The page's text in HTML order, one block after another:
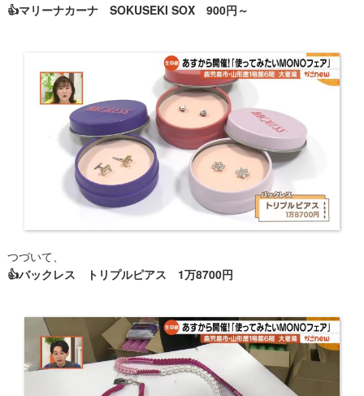
👍マリーナカーナ SOKUSEKI SOX 900円～
つづいて、
👍バックレス トリプルピアス 1万8700円